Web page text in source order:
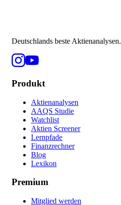
Deutschlands beste Aktienanalysen.
Produkt
Aktienanalysen
AAQS Studie
Watchlist
Aktien Screener
Lernpfade
Finanzrechner
Blog
Lexikon
Premium
Mitglied werden